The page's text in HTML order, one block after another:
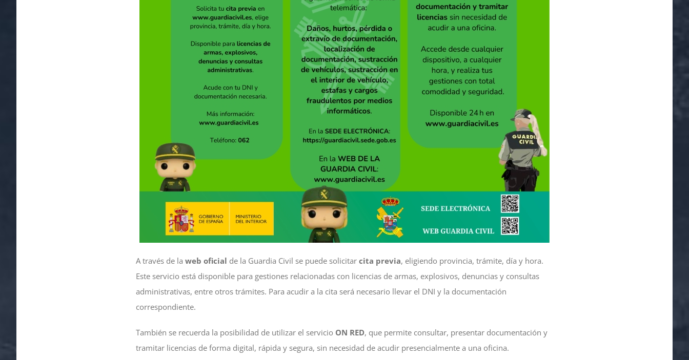
A través de laweb oficial de la Guardia Civil se puede solicitarcita previa, eligiendo provincia, trámite, día y hora.
Este servicio está disponible para gestiones relacionadas con licencias de armas, explosivos, denuncias y consultas
administrativas, entre otros trámites. Para acudir a la cita será necesario llevar el DNI y la documentación
correspondiente.
También se recuerda la posibilidad de utilizar el servicio ON RED, que permite consultar, presentar documentación y
tramitar licencias de forma digital, rápida y segura, sin necesidad de acudir presencialmente a una oficina.